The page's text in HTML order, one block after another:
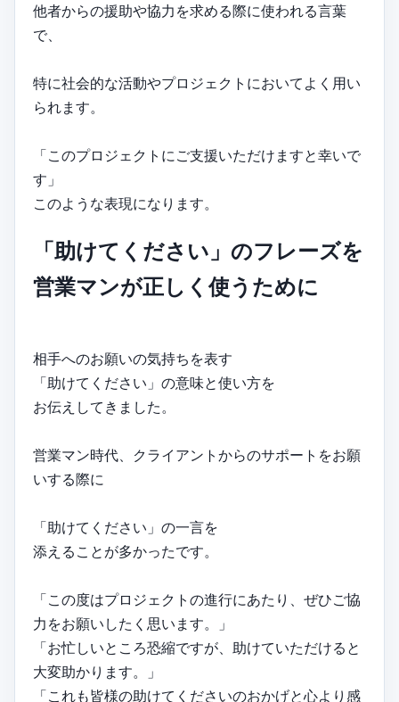
他者からの援助や協力を求める際に使われる言葉
で、
特に社会的な活動やプロジェクトにおいてよく用い
られます。
「このプロジェクトにご支援いただけますと幸いで
す」
このような表現になります。
「助けてください」のフレーズを
営業マンが正しく使うために
相手へのお願いの気持ちを表す
「助けてください」の意味と使い方を
お伝えしてきました。
営業マン時代、クライアントからのサポートをお願
いする際に
「助けてください」の一言を
添えることが多かったです。
「この度はプロジェクトの進行にあたり、ぜひご協
力をお願いしたく思います。」
「お忙しいところ恐縮ですが、助けていただけると
大変助かります。」
「これも皆様の助けてくださいのおかげと心より感